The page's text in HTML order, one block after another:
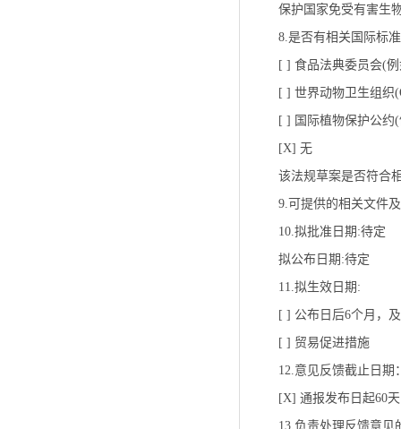
保护国家免受有害生
8.是否有相关国际标
[ ] 食品法典委员会(
[ ] 世界动物卫生组织
[ ] 国际植物保护公约
[X] 无
该法规草案是否符合
9.可提供的相关文件
10.拟批准日期:待定
拟公布日期:待定
11.拟生效日期:
[ ] 公布日后6个月，
[ ] 贸易促进措施
12.意见反馈截止日期
[X] 通报发布日起60
13.负责处理反馈意见